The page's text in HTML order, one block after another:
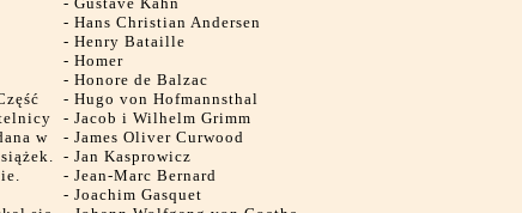
w
- Hans Christian Andersen
- Henry Bataille
- Homer
- Honore de Balzac
- Hugo von Hofmannsthal
- Jacob i Wilhelm Grimm
- James Oliver Curwood
- Jan Kasprowicz
- Jean-Marc Bernard
- Joachim Gasquet